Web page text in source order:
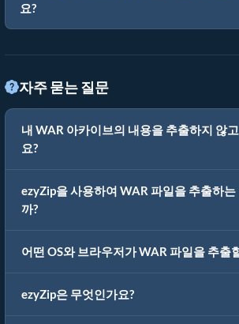
요?
자주 묻는 질문
내 WAR 아카이브의 내용을 추출하지 않
요?
ezyZip을 사용하여 WAR 파일을 추출하는
까?
어떤 OS와 브라우저가 WAR 파일을 추출
ezyZip은 무엇인가요?